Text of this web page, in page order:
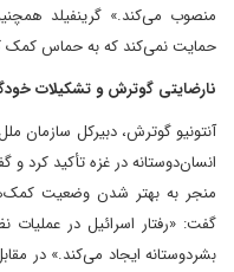
منصوب می‌کند.» گرینفیلد
حمایت نمی‌کند که به حماس کمک
نارضایتی گوترش و تشکیلات
آنتونیو گوترش، دبیرکل سازمان
انسان‌دوستانه در غزه تأکید کرد
منجر به بهتر شدن وضعیت
گفت: «رفتار اسرائیل در
بشردوستانه ایجاد می‌کند.» در